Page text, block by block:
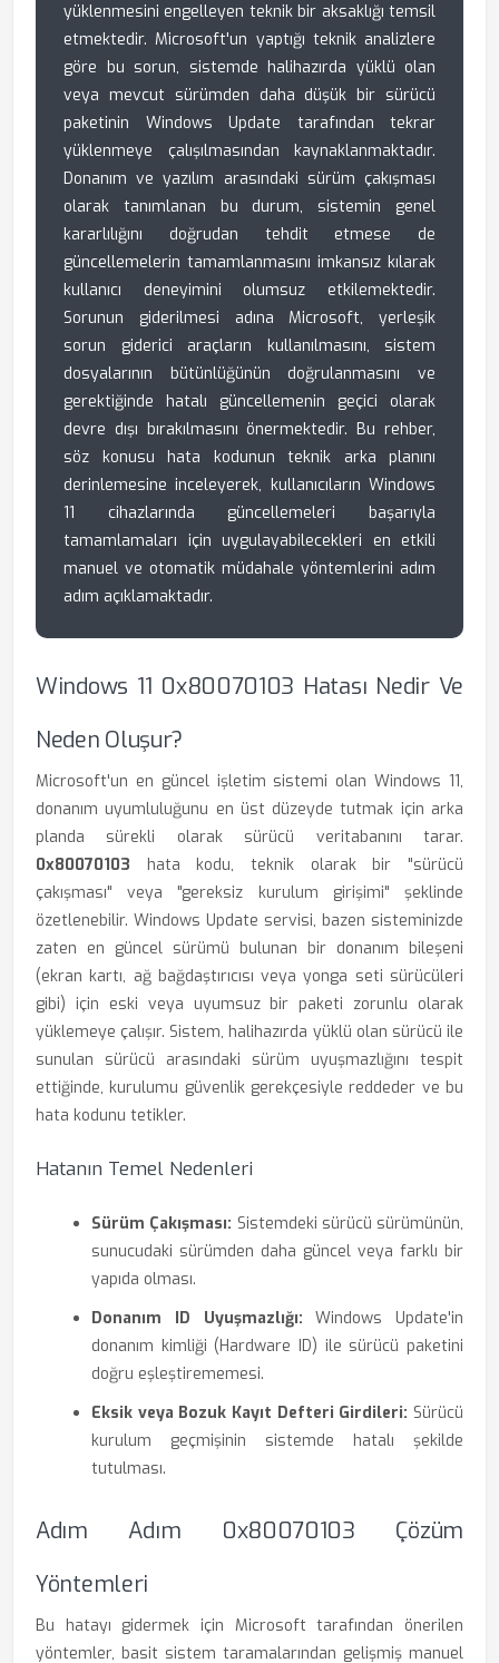
yüklenmesini engelleyen teknik bir aksaklığı temsil
etmektedir. Microsoft'un yaptığı teknik analizlere
göre bu sorun, sistemde halihazırda yüklü olan
veya mevcut sürümden daha düşük bir sürücü
paketinin Windows Update tarafından tekrar
yüklenmeye çalışılmasından kaynaklanmaktadır.
Donanım ve yazılım arasındaki sürüm çakışması
olarak tanımlanan bu durum, sistemin genel
kararlılığını doğrudan tehdit etmese de
güncellemelerin tamamlanmasını imkansız kılarak
kullanıcı deneyimini olumsuz etkilemektedir.
Sorunun giderilmesi adına Microsoft, yerleşik
sorun giderici araçların kullanılmasını, sistem
dosyalarının bütünlüğünün doğrulanmasını ve
gerektiğinde hatalı güncellemenin geçici olarak
devre dışı bırakılmasını önermektedir. Bu rehber,
söz konusu hata kodunun teknik arka planını
derinlemesine inceleyerek, kullanıcıların Windows
11 cihazlarında güncellemeleri başarıyla
tamamlamaları için uygulayabilecekleri en etkili
manuel ve otomatik müdahale yöntemlerini adım
adım açıklamaktadır.
Windows 11 0x80070103 Hatası Nedir Ve
Neden Oluşur?
Microsoft'un en güncel işletim sistemi olan Windows 11,
donanım uyumluluğunu en üst düzeyde tutmak için arka
planda sürekli olarak sürücü veritabanını tarar.
0x80070103 hata kodu, teknik olarak bir "sürücü
çakışması" veya "gereksiz kurulum girişimi" şeklinde
özetlenebilir. Windows Update servisi, bazen sisteminizde
zaten en güncel sürümü bulunan bir donanım bileşeni
(ekran kartı, ağ bağdaştırıcısı veya yonga seti sürücüleri
gibi) için eski veya uyumsuz bir paketi zorunlu olarak
yüklemeye çalışır. Sistem, halihazırda yüklü olan sürücü ile
sunulan sürücü arasındaki sürüm uyuşmazlığını tespit
ettiğinde, kurulumu güvenlik gerekçesiyle reddeder ve bu
hata kodunu tetikler.
Hatanın Temel Nedenleri
Sürüm Çakışması: Sistemdeki sürücü sürümünün,
sunucudaki sürümden daha güncel veya farklı bir
yapıda olması.
Donanım ID Uyuşmazlığı: Windows Update'in
donanım kimliği (Hardware ID) ile sürücü paketini
doğru eşleştirememesi.
Eksik veya Bozuk Kayıt Defteri Girdileri: Sürücü
kurulum geçmişinin sistemde hatalı şekilde
tutulması.
Adım Adım 0x80070103 Çözüm
Yöntemleri
Bu hatayı gidermek için Microsoft tarafından önerilen
yöntemler, basit sistem taramalarından gelişmiş manuel